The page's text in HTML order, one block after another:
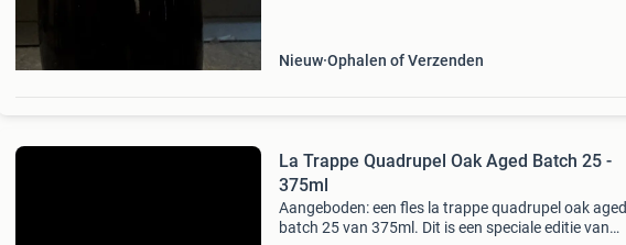
Nieuw Ophalen of Verzenden
La Trappe Quadrupel Oak Aged Batch 25 -
375ml
Aangeboden: een fles la trappe quadrupel oak aged
batch 25 van 375ml. Dit is een speciale editie van